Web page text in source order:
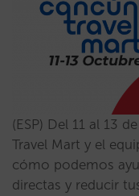
(ESP) Del 11 al 13
Travel Mart y el
cómo podemos
directas y reducir